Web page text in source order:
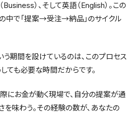
）、そして英語（English）。この
中で「提案→受注→納品」のサイクル
う期間を設けているのは、このプロセス
ても必要な時間だからです。
にお金が動く現場で、自分の提案が通
を味わう。その経験の数が、あなたの